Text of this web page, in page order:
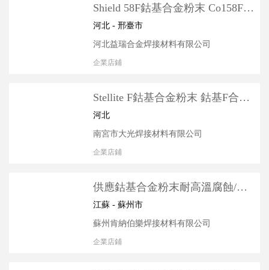
Shield 58F鈷基合金粉末 Co158F高
壓排氣閥密封面
河北 - 邢臺市
河北益瑞合金焊接材料有限公司
企業店鋪
Stellite F鈷基合金粉末 鈷基F合金
粉 內燃機進排氣閥鈷基合金粉
河北
南宮市大光焊接材料有限公司
企業店鋪
供應鈷基合金粉末耐高溫腐蝕/鍍
鋅線軸套/襯套/天然氣氣閥**粉
江蘇 - 蘇州市
蘇州肯納伯樂焊接材料有限公司
企業店鋪